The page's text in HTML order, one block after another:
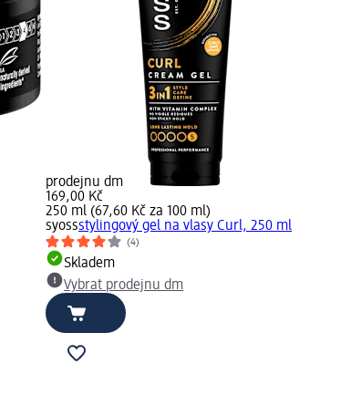
prodejnu dm
169,00 Kč
250 ml (67,60 Kč za 100 ml)
syossstylingový gel na vlasy Curl, 250 ml
(4)
Skladem
Vybrat prodejnu dm